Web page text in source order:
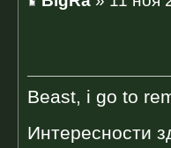
Beast, i go to
Интересности